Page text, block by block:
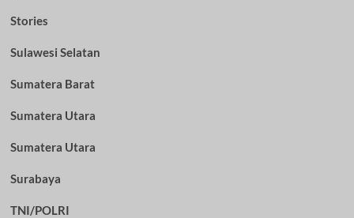
Stories
Sulawesi Selatan
Sumatera Barat
Sumatera Utara
Sumatera Utara
Surabaya
TNI/POLRI